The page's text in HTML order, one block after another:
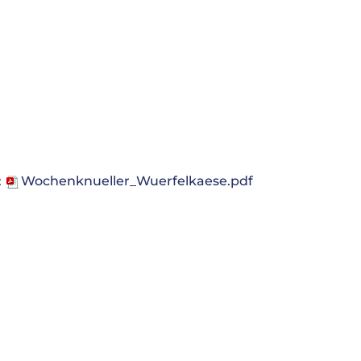
Wochenknueller_Wuerfelkaese.pdf